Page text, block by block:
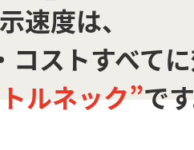
速度は、
コストすべて
ルネック”で